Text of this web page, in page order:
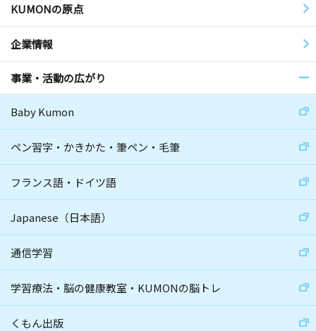
KUMONの原点
企業情報
事業・活動の広がり
Baby Kumon
ペン習字・かきかた・筆ペン・毛筆
フランス語・ドイツ語
Japanese（日本語）
通信学習
学習療法・脳の健康教室・KUMONの脳トレ
くもん出版